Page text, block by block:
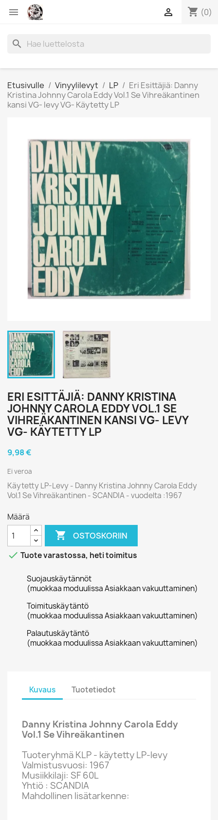
 shopping_cart (0)

search
Etusivulle Vinyylilevyt LP
Eri Esittäjiä: Danny
Kristina Johnny Carola Eddy Vol.1 Se Vihreäkantinen
kansi VG- levy VG- Käytetty LP
ERI ESITTÄJIÄ: DANNY KRISTINA
JOHNNY CAROLA EDDY VOL.1 SE
VIHREÄKANTINEN KANSI VG- LEVY
VG- KÄYTETTY LP
9,98 €
Ei veroa
Käytetty LP-Levy - Danny Kristina Johnny Carola Eddy
Vol.1 Se Vihreäkantinen - SCANDIA - vuodelta :1967
Määrä
 OSTOSKORIIN
 Tuote varastossa, heti toimitus
Suojauskäytännöt
(muokkaa moduulissa Asiakkaan vakuuttaminen)
Toimituskäytäntö
(muokkaa moduulissa Asiakkaan vakuuttaminen)
Palautuskäytäntö
(muokkaa moduulissa Asiakkaan vakuuttaminen)
Kuvaus Tuotetiedot
Danny Kristina Johnny Carola Eddy
Vol.1 Se Vihreäkantinen
Tuoteryhmä KLP - käytetty LP-levy
Valmistusvuosi: 1967
Musiikkilaji: SF 60L
Yhtiö : SCANDIA
Mahdollinen lisätarkenne: